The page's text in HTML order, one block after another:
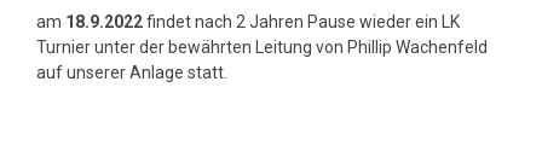
am 18.9.2022findet nach 2 Jahren Pause wieder ein LK
Turnier unter der bewährten Leitung von Phillip Wachenfeld
auf unserer Anlage statt.